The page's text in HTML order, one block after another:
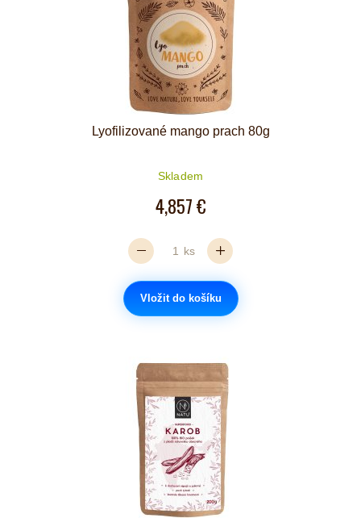
Lyofilizované mango prach 80g
Skladem
4,857 €
ks
Vložit do košíku